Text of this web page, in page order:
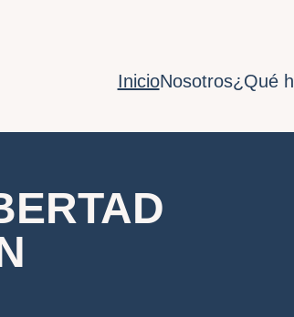
InicioNosotros¿Qué